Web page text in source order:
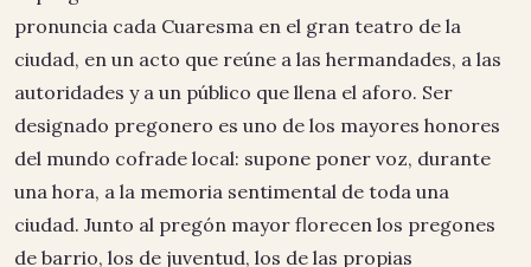
pronuncia cada Cuaresma en el gran teatro de la
ciudad, en un acto que reúne a las hermandades, a las
autoridades y a un público que llena el aforo. Ser
designado pregonero es uno de los mayores honores
del mundo cofrade local: supone poner voz, durante
una hora, a la memoria sentimental de toda una
ciudad. Junto al pregón mayor florecen los pregones
de barrio, los de juventud, los de las propias